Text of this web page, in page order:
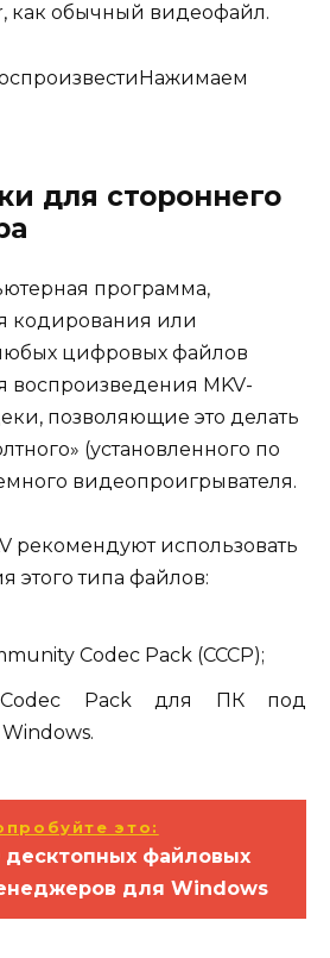
как обычный видеофайл.
Нажимаем
для стороннего
программа,
кодирования или
цифровых файлов
воспроизведения MKV-
позволяющие это делать
(установленного по
видеопроигрывателя.
рекомендуют использовать
этого типа файлов:
Codec Pack (CCCP);
Pack для ПК под
это:
десктопных файловых
для Windows